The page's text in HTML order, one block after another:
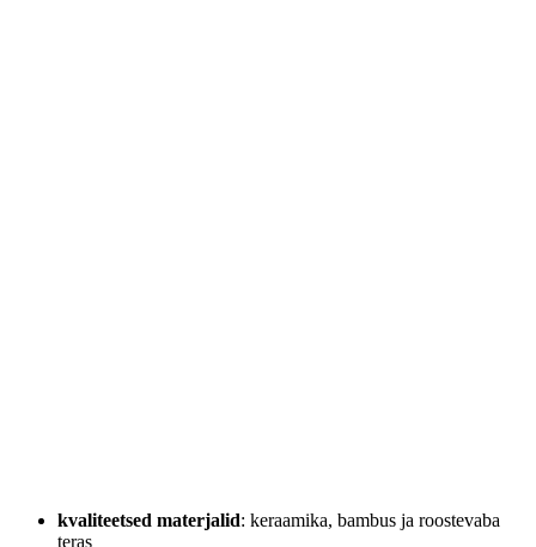
kvaliteetsed materjalid: keraamika, bambus ja roostevaba
teras